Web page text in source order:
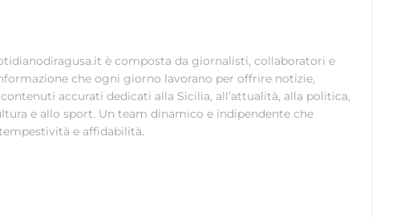
è composta da giornalisti, collaboratori e
che ogni giorno lavorano per offrire notizie,
accurati dedicati alla Sicilia, all’attualità, alla politica,
e allo sport. Un team dinamico e indipendente che
e affidabilità.